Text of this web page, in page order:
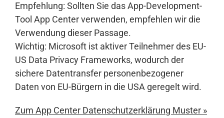
Empfehlung: Sollten Sie das App-Development-
Tool App Center verwenden, empfehlen wir die
Verwendung dieser Passage.
Wichtig: Microsoft ist aktiver Teilnehmer des EU-
US Data Privacy Frameworks, wodurch der
sichere Datentransfer personenbezogener
Daten von EU-Bürgern in die USA geregelt wird.
Zum App Center Datenschutzerklärung Muster »